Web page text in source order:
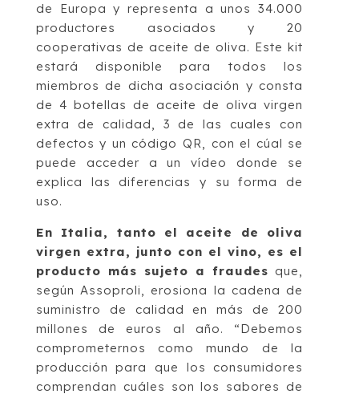
de Europa y representa a unos 34.000
productores asociados y 20
cooperativas de aceite de oliva. Este kit
estará disponible para todos los
miembros de dicha asociación y consta
de 4 botellas de aceite de oliva virgen
extra de calidad, 3 de las cuales con
defectos y un código QR, con el cúal se
puede acceder a un vídeo donde se
explica las diferencias y su forma de
uso.
En Italia, tanto el aceite de oliva
virgen extra, junto con el vino, es el
producto más sujeto a fraudes que,
según Assoproli, erosiona la cadena de
suministro de calidad en más de 200
millones de euros al año. “Debemos
comprometernos como mundo de la
producción para que los consumidores
comprendan cuáles son los sabores de